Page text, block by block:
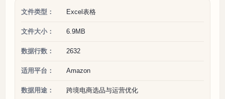
文件类型： Excel表格
文件大小： 6.9MB
数据行数： 2632
适用平台： Amazon
数据用途： 跨境电商选品与运营优化